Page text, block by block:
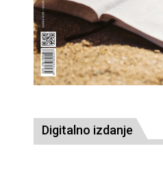
Digitalno izdanje